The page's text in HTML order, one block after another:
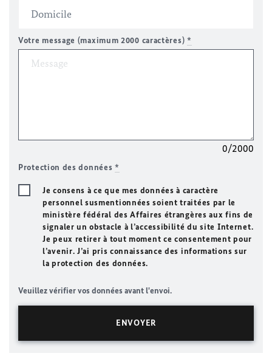
Votre message (maximum 2000 caractères) *
0/2000
Protection des données*
Je consens à ce que mes données à caractère
personnel susmentionnées soient traitées par le
ministère fédéral des Affaires étrangères aux fins de
signaler un obstacle à l’accessibilité du site Internet.
Je peux retirer à tout moment ce consentement pour
l’avenir. J’ai pris connaissance des informations sur
la protection des données.
Veuillez vérifier vos données avant l'envoi.